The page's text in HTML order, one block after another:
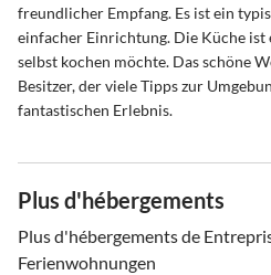
freundlicher Empfang. Es ist ein
einfacher Einrichtung. Die Küche ist
selbst kochen möchte. Das schöne
Besitzer, der viele Tipps zur
fantastischen Erlebnis.
Plus d'hébergements
Plus d'hébergements de
Ferienwohnungen